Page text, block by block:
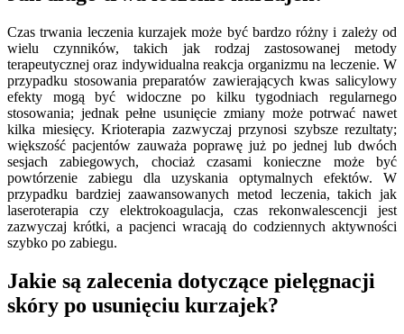
Czas trwania leczenia kurzajek może być bardzo różny i zależy od
wielu czynników, takich jak rodzaj zastosowanej metody
terapeutycznej oraz indywidualna reakcja organizmu na leczenie. W
przypadku stosowania preparatów zawierających kwas salicylowy
efekty mogą być widoczne po kilku tygodniach regularnego
stosowania; jednak pełne usunięcie zmiany może potrwać nawet
kilka miesięcy. Krioterapia zazwyczaj przynosi szybsze rezultaty;
większość pacjentów zauważa poprawę już po jednej lub dwóch
sesjach zabiegowych, chociaż czasami konieczne może być
powtórzenie zabiegu dla uzyskania optymalnych efektów. W
przypadku bardziej zaawansowanych metod leczenia, takich jak
laseroterapia czy elektrokoagulacja, czas rekonwalescencji jest
zazwyczaj krótki, a pacjenci wracają do codziennych aktywności
szybko po zabiegu.
Jakie są zalecenia dotyczące pielęgnacji
skóry po usunięciu kurzajek?